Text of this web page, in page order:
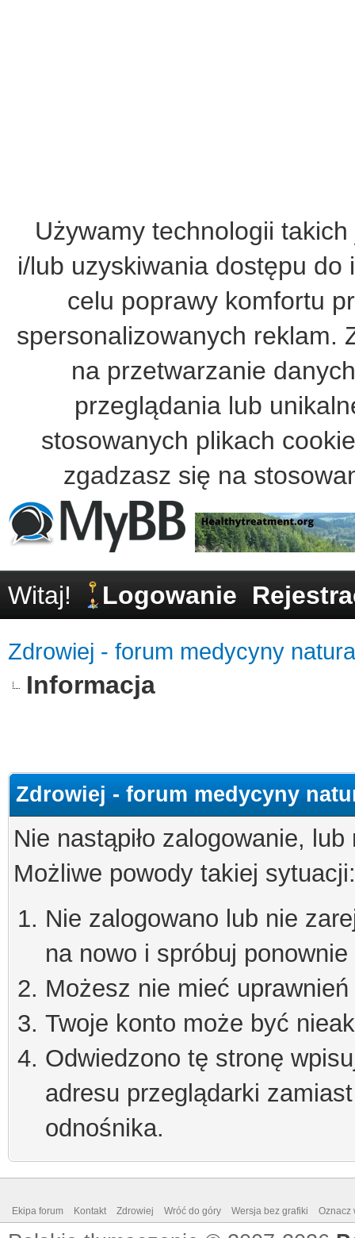
Używamy technologii
i/lub uzyskiwania dostępu
celu poprawy komfortu
spersonalizowanych reklam.
na przetwarzanie
przeglądania lub
stosowanych plikach
zgadzasz się na
Witaj! Logowanie
Zdrowiej - forum medycyny
Informacja
Zdrowiej - forum medycyny
Nie nastąpiło zalogowanie,
Możliwe powody takiej sytuacji:
Nie zalogowano lub nie
na nowo i spróbuj ponownie
Możesz nie mieć
Twoje konto może być
Odwiedzono tę stronę
adresu przeglądarki
odnośnika.
Ekipa forum Kontakt Zdrowiej Wróć do góry Wersja bez grafiki Oznacz